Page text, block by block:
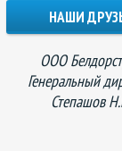
НАШИ
ООО
Генеральный
Степашов